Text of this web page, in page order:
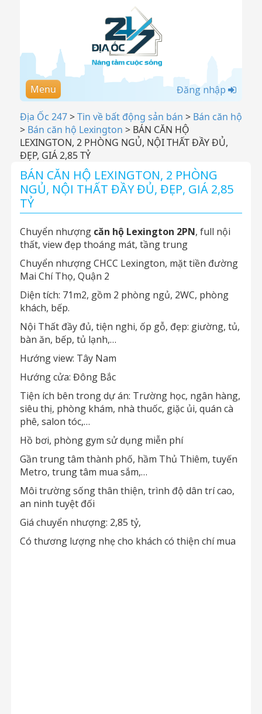
Menu Đăng nhập
Địa Ốc 247>Tin về bất động sản bán > Bán căn hộ
> Bán căn hộ Lexington > BÁN CĂN HỘ
LEXINGTON, 2 PHÒNG NGỦ, NỘI THẤT ĐẦY ĐỦ,
ĐẸP, GIÁ 2,85 TỶ
BÁN CĂN HỘ LEXINGTON, 2 PHÒNG
NGỦ, NỘI THẤT ĐẦY ĐỦ, ĐẸP, GIÁ 2,85
TỶ
Chuyển nhượng căn hộ Lexington 2PN, full nội
thất, view đẹp thoáng mát, tầng trung
Chuyển nhượng CHCC Lexington, mặt tiền đường
Mai Chí Thọ, Quận 2
Diện tích: 71m2, gồm 2 phòng ngủ, 2WC, phòng
khách, bếp.
Nội Thất đầy đủ, tiện nghi, ốp gỗ, đẹp: giường, tủ,
bàn ăn, bếp, tủ lạnh,…
Hướng view: Tây Nam
Hướng cửa: Đông Bắc
Tiện ích bên trong dự án: Trường học, ngân hàng,
siêu thị, phòng khám, nhà thuốc, giặc ủi, quán cà
phê, salon tóc,…
Hồ bơi, phòng gym sử dụng miễn phí
Gần trung tâm thành phố, hầm Thủ Thiêm, tuyến
Metro, trung tâm mua sắm,…
Môi trường sống thân thiện, trình độ dân trí cao,
an ninh tuyệt đối
Giá chuyển nhượng: 2,85 tỷ,
Có thương lượng nhẹ cho khách có thiện chí mua